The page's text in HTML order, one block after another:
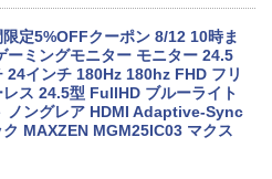
メモリ16GB Webカメラ内蔵
指紋認証 HDMI Office Windows
無料 中古ノートパソコン
限定5%OFFクーポン 8/12 10時ま
ーミングモニター モニター 24.5
24インチ 180Hz 180hz FHD フリ
レス 24.5型 FullHD ブルーライト
ノングレア HDMI Adaptive-Sync
ク MAXZEN MGM25IC03 マクス